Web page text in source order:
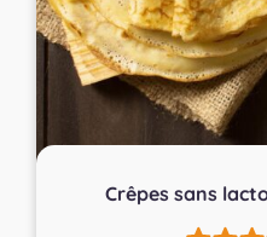
Crêpes sans